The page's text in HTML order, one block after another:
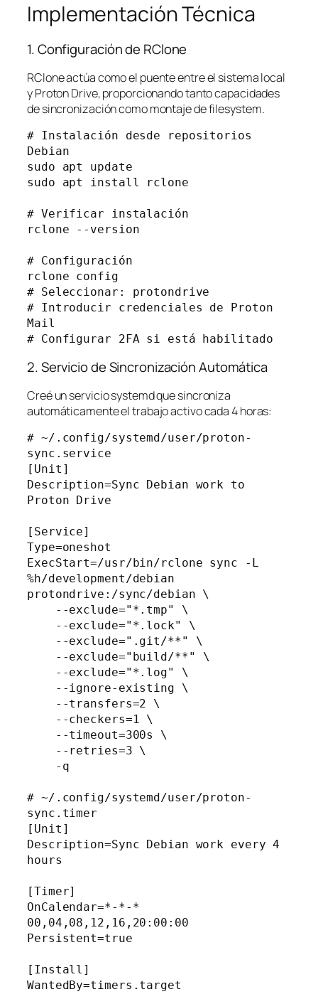
Implementación Técnica
1. Configuración de RClone
RClone actúa como el puente entre el sistema local
y Proton Drive, proporcionando tanto capacidades
de sincronización como montaje de filesystem.
# Instalación desde repositorios
Debian
sudo apt update
sudo apt install rclone
# Verificar instalación
rclone --version
# Configuración
rclone config
# Seleccionar: protondrive
# Introducir credenciales de Proton
Mail
2. Servicio de Sincronización Automática
Creé un servicio systemd que sincroniza
automáticamente el trabajo activo cada 4 horas:
# ~/.config/systemd/user/proton-
sync.service
[Unit]
Description=Sync Debian work to
Proton Drive
[Service]
Type=oneshot
ExecStart=/usr/bin/rclone sync -L
%h/development/debian
protondrive:/sync/debian \
# ~/.config/systemd/user/proton-
sync.timer
[Unit]
Description=Sync Debian work every 4
hours
[Timer]
OnCalendar=*-*-*
00,04,08,12,16,20:00:00
Persistent=true
[Install]